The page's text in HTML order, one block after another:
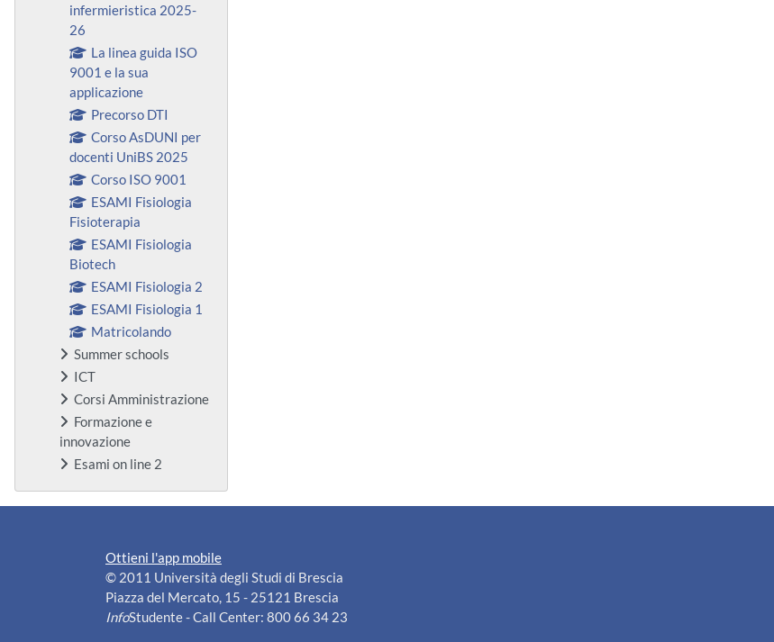
infermieristica 2025-
26
La linea guida ISO
9001 e la sua
applicazione
Precorso DTI
Corso AsDUNI per
docenti UniBS 2025
Corso ISO 9001
ESAMI Fisiologia
Fisioterapia
ESAMI Fisiologia
Biotech
ESAMI Fisiologia 2
ESAMI Fisiologia 1
Matricolando
Summer schools
ICT
Corsi Amministrazione
Formazione e
innovazione
Esami on line 2
Ottieni l'app mobile
© 2011 Università degli Studi di Brescia
Piazza del Mercato, 15 - 25121 Brescia
InfoStudente - Call Center: 800 66 34 23